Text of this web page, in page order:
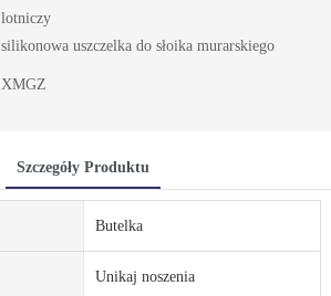
lotniczy
silikonowa uszczelka do słoika murarskiego
XMGZ
Szczegóły Produktu
Butelka
Unikaj noszenia